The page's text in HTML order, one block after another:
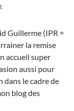
Guillerme (IPR =
la remise
accueil super
aussi pour
dans le cadre de
blog des